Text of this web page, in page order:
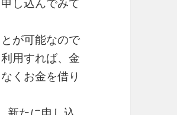
が可能なので
用すれば、金
くお金を借り